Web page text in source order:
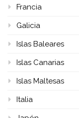
Francia
Galicia
Islas Baleares
Islas Canarias
Islas Maltesas
Italia